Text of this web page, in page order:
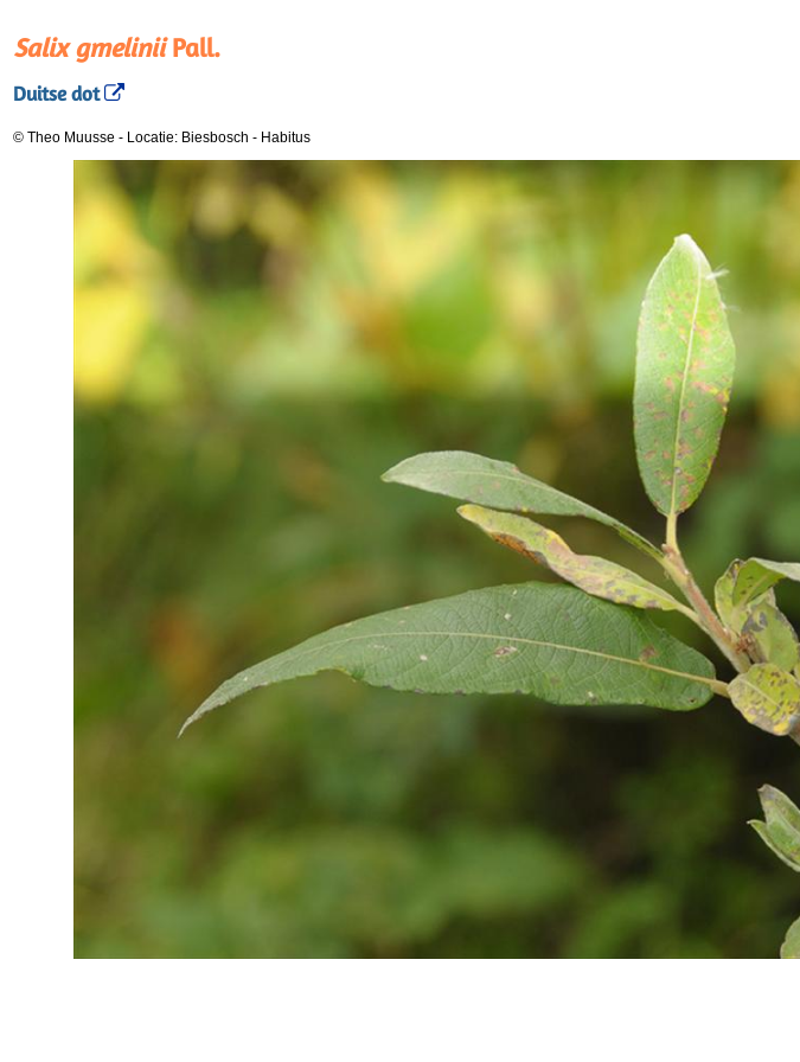
Salix gmeliniiPall.
Duitse dot
© Theo Muusse - Locatie: Biesbosch - Habitus